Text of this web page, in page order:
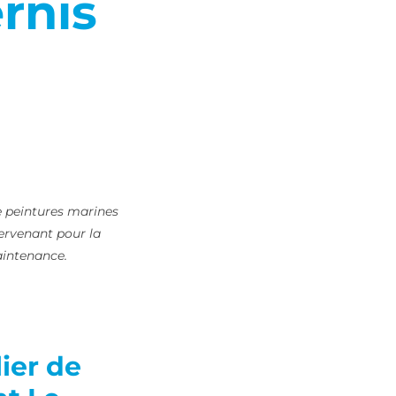
peintures marines
pour la
de